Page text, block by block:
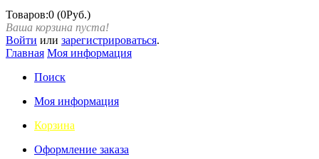
Товаров:0 (0Руб.)
Ваша корзина пуста!
Войти или зарегистрироваться.
Главная Моя информация
Поиск
Моя информация
Корзина
Оформление заказа